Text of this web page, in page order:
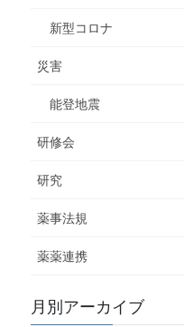
新型コロナ
災害
能登地震
研修会
研究
薬事法規
薬薬連携
月別アーカイブ